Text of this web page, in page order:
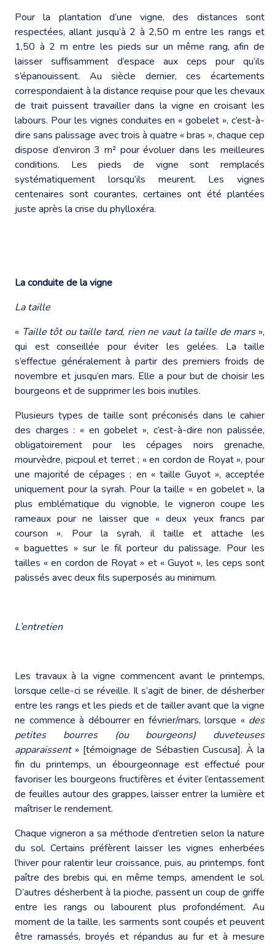
Pour la plantation d’une vigne, des distances sont
respectées, allant jusqu’à 2 à 2,50 m entre les rangs et
1,50 à 2 m entre les pieds sur un même rang, afin de
laisser suffisamment d’espace aux ceps pour qu’ils
s’épanouissent. Au siècle dernier, ces écartements
correspondaient à la distance requise pour que les chevaux
de trait puissent travailler dans la vigne en croisant les
labours. Pour les vignes conduites en « gobelet », c’est-à-
dire sans palissage avec trois à quatre « bras », chaque cep
dispose d’environ 3 m² pour évoluer dans les meilleures
conditions. Les pieds de vigne sont remplacés
systématiquement lorsqu’ils meurent. Les vignes
centenaires sont courantes, certaines ont été plantées
juste après la crise du phylloxéra.
La conduite de la vigne
La taille
« Taille tôt ou taille tard, rien ne vaut la taille de mars »,
qui est conseillée pour éviter les gelées. La taille
s’effectue généralement à partir des premiers froids de
novembre et jusqu’en mars. Elle a pour but de choisir les
bourgeons et de supprimer les bois inutiles.
Plusieurs types de taille sont préconisés dans le cahier
des charges : « en gobelet », c’est-à-dire non palissée,
obligatoirement pour les cépages noirs grenache,
mourvèdre, picpoul et terret ; « en cordon de Royat », pour
une majorité de cépages ; en « taille Guyot », acceptée
uniquement pour la syrah. Pour la taille « en gobelet », la
plus emblématique du vignoble, le vigneron coupe les
rameaux pour ne laisser que « deux yeux francs par
courson ». Pour la syrah, il taille et attache les
« baguettes » sur le fil porteur du palissage. Pour les
tailles « en cordon de Royat » et « Guyot », les ceps sont
palissés avec deux fils superposés au minimum.
L’entretien
Les travaux à la vigne commencent avant le printemps,
lorsque celle-ci se réveille. Il s’agit de biner, de désherber
entre les rangs et les pieds et de tailler avant que la vigne
ne commence à débourrer en février/mars, lorsque « des
petites bourres (ou bourgeons) duveteuses
apparaissent» [témoignage de Sébastien Cuscusa]. À la
fin du printemps, un ébourgeonnage est effectué pour
favoriser les bourgeons fructifères et éviter l’entassement
de feuilles autour des grappes, laisser entrer la lumière et
maîtriser le rendement.
Chaque vigneron a sa méthode d’entretien selon la nature
du sol. Certains préfèrent laisser les vignes enherbées
l’hiver pour ralentir leur croissance, puis, au printemps, font
paître des brebis qui, en même temps, amendent le sol.
D’autres désherbent à la pioche, passent un coup de griffe
entre les rangs ou labourent plus profondément. Au
moment de la taille, les sarments sont coupés et peuvent
être ramassés, broyés et répandus au fur et à mesure